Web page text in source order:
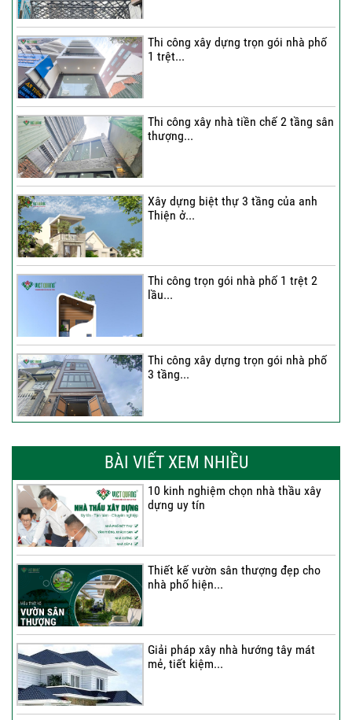
Thi công xây dựng trọn gói nhà phố
1 trệt...
Thi công xây nhà tiền chế 2 tầng sân
thượng...
Xây dựng biệt thự 3 tầng của anh
Thiện ở...
Thi công trọn gói nhà phố 1 trệt 2
lầu...
Thi công xây dựng trọn gói nhà phố
3 tầng...
Anh...
BÀI VIẾT XEM NHIỀU
10 kinh nghiệm chọn nhà thầu xây
dựng uy tín
Thiết kế vườn sân thượng đẹp cho
nhà phố hiện...
Giải pháp xây nhà hướng tây mát
mẻ, tiết kiệm...